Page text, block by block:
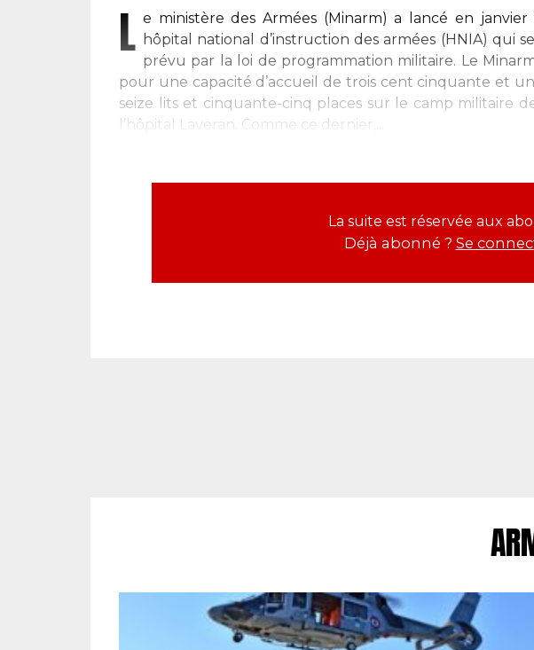
L e ministère des Armées (Minarm) a lancé en
hôpital national d’instruction des armées (HNIA) qui
prévu par la loi de programmation militaire. Le
pour une capacité d’accueil de trois cent cinquante et
seize lits et cinquante-cinq places sur le camp militaire
l’hôpital Laveran. Comme ce dernier,...
La suite est réservée aux
Déjà abonné ? Se